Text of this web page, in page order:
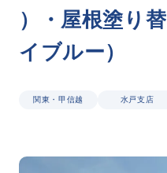
代表メッセージ
会社概要
拠点一覧
CSR
）
・ 屋根塗り 替
イ ブルー）
関東・甲信越 水戸支店